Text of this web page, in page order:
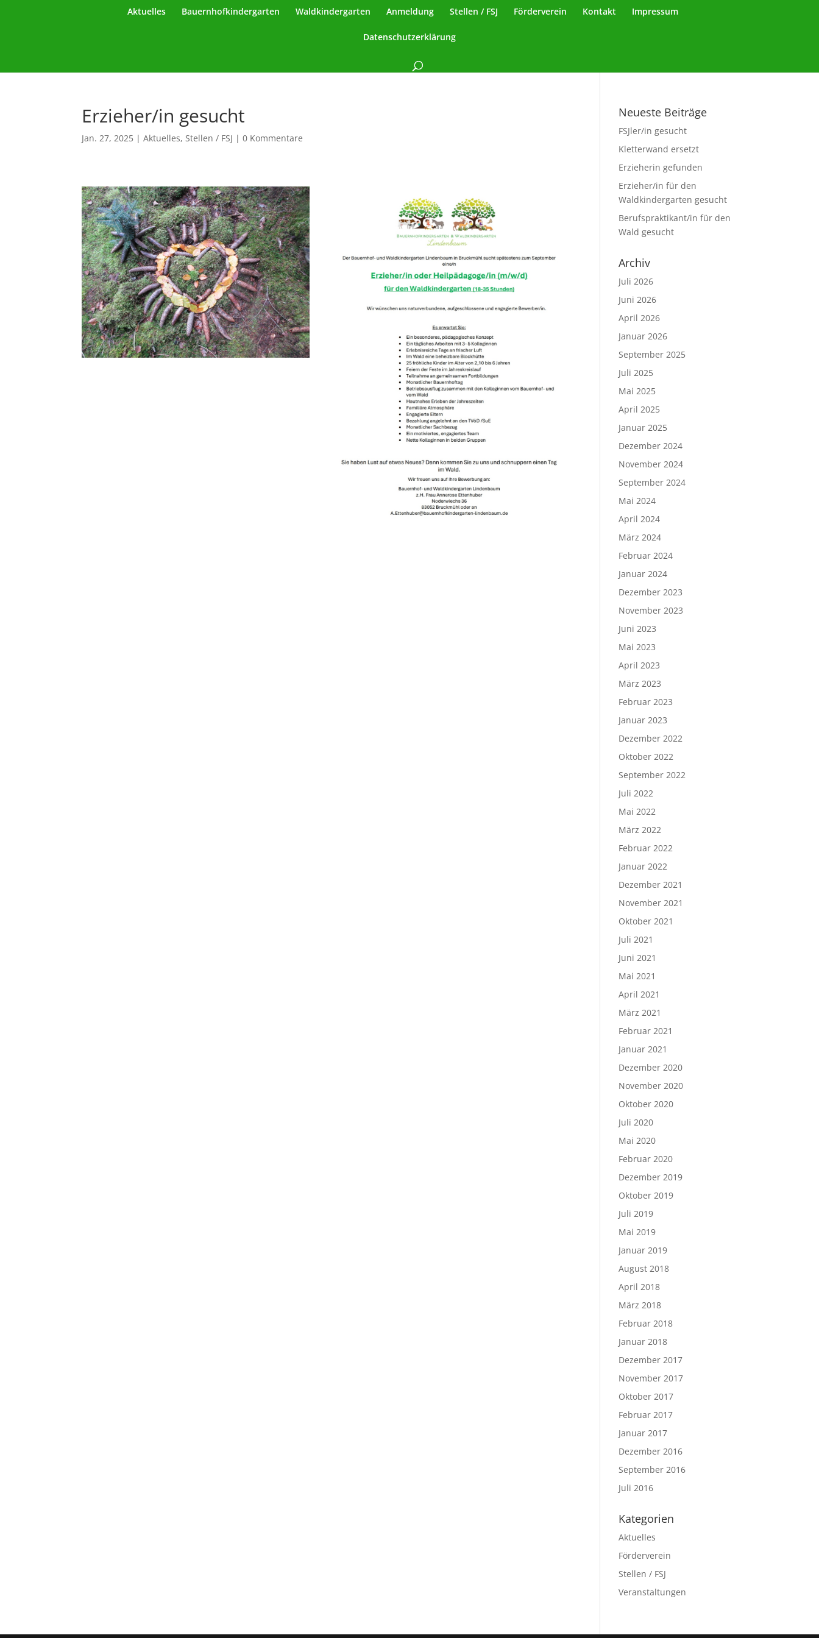
Aktuelles Bauernhofkindergarten Waldkindergarten Anmeldung Stellen / FSJ Förderverein Kontakt Impressum
Datenschutzerklärung
Erzieher/in gesucht
Jan. 27, 2025 |Aktuelles,Stellen / FSJ |0 Kommentare
Neueste Beiträge
FSJler/in gesucht
Kletterwand ersetzt
Erzieherin gefunden
Erzieher/in für den
Waldkindergarten gesucht
Berufspraktikant/in für den
Wald gesucht
Archiv
Juli 2026
Juni 2026
April 2026
Januar 2026
September 2025
Juli 2025
Mai 2025
April 2025
Januar 2025
Dezember 2024
November 2024
September 2024
Mai 2024
April 2024
März 2024
Februar 2024
Januar 2024
Dezember 2023
November 2023
Juni 2023
Mai 2023
April 2023
März 2023
Februar 2023
Januar 2023
Dezember 2022
Oktober 2022
September 2022
Juli 2022
Mai 2022
März 2022
Februar 2022
Januar 2022
Dezember 2021
November 2021
Oktober 2021
Juli 2021
Juni 2021
Mai 2021
April 2021
März 2021
Februar 2021
Januar 2021
Dezember 2020
November 2020
Oktober 2020
Juli 2020
Mai 2020
Februar 2020
Dezember 2019
Oktober 2019
Juli 2019
Mai 2019
Januar 2019
August 2018
April 2018
März 2018
Februar 2018
Januar 2018
Dezember 2017
November 2017
Oktober 2017
Februar 2017
Januar 2017
Dezember 2016
September 2016
Juli 2016
Kategorien
Aktuelles
Förderverein
Stellen / FSJ
Veranstaltungen